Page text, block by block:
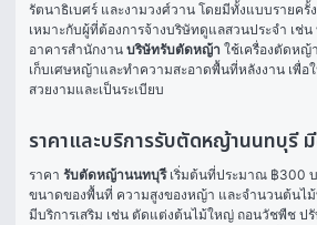
รัตนาธิเบศร์ และงามวงศ์วาน โดยมีทั้งแบบรายครั้
เหมาะกับผู้ที่ต้องการจ้างบริษัทดูแลสวนประจำ เช่น
อาคารสำนักงาน บริษัทรับตัดหญ้า ใช้เครื่องตัดหญ้
เก็บเศษหญ้าและทำความสะอาดพื้นที่หลังงาน เพื่
สวยงามและเป็นระเบียบ
ราคาและบริการรับตัดหญ้านนทบุรี มี
ราคา รับตัดหญ้านนทบุรี เริ่มต้นที่ประมาณ ฿300
ขนาดของพื้นที่ ความสูงของหญ้า และจำนวนต้นไ
มีบริการเสริม เช่น ตัดแต่งต้นไม้ใหญ่ ถอนวัชพืช ป